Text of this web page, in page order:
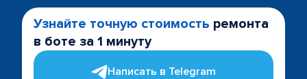
Узнайте точную стоимость ремонта
в боте за 1 минуту
Написать в Telegram